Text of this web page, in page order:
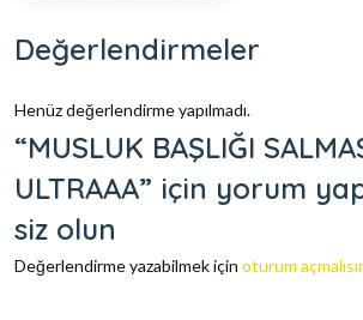
Değerlendirmeler
Henüz değerlendirme yapılmadı.
“MUSLUK BAŞLIĞI
ULTRAAA” için yorum
siz olun
Değerlendirme yazabilmek için oturum